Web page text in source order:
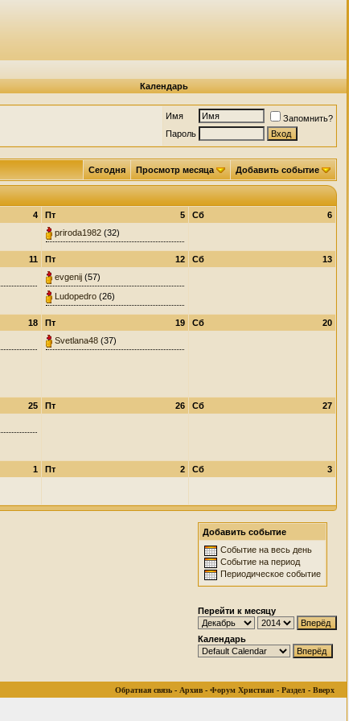
Календарь
Имя
Запомнить?
Пароль
Сегодня Просмотр месяца Добавить событие
4 5
Пт
priroda1982 (32)
6
Сб
11 12
Пт
evgenij (57)
Ludopedro (26)
13
Сб
18 19
Пт
Svetlana48 (37)
20
Сб
25 26
Пт 27
Сб
1 2
Пт 3
Сб
Добавить событие
Событие на весь день
Событие на период
Периодическое событие
Перейти к месяцу
Календарь
Обратная связь - Архив - Форум Христиан - Раздел - Вверх